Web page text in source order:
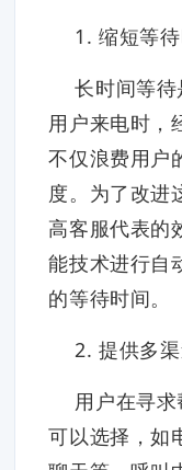
1. 缩短等
长时间等待
用户来电时，
不仅浪费用户
度。为了改进
高客服代表的
能技术进行自
的等待时间。
2. 提供多
用户在寻
可以选择，如